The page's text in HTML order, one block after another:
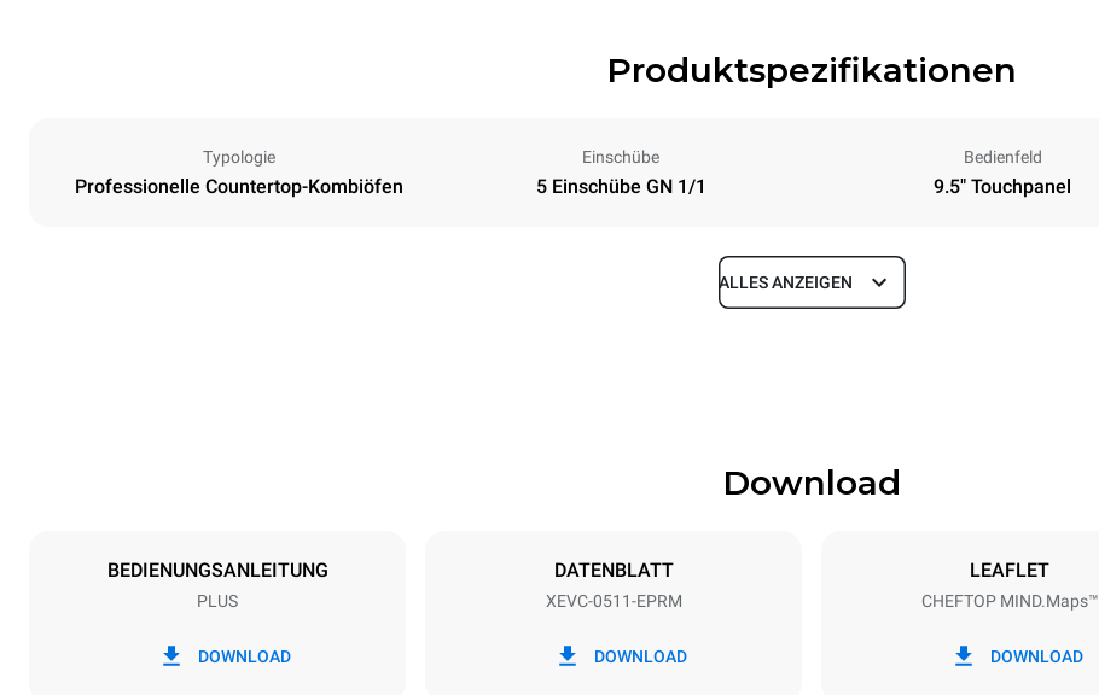
Produktspezifikationen
Typologie
Professionelle Countertop-Kombiöfen
Einschübe
5 Einschübe GN 1/1
Bedienfeld
9.5" Touchpanel
Tiefe
Blechgröße
380-415V 3N~ / 220-240V 3~ / 220-240V
9,4 kW / 9,4 kW / 9,4 kW
ALLES ANZEIGEN
Download
BEDIENUNGSANLEITUNG
PLUS
DOWNLOAD
DATENBLATT
XEVC-0511-EPRM
DOWNLOAD
LEAFLET
CHEFTOP MIND.Maps™
DOWNLOAD